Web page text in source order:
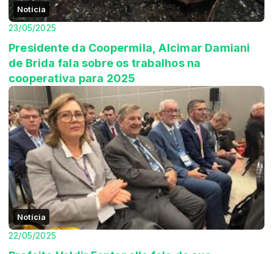
Notícia
23/05/2025
Presidente da Coopermila, Alcimar Damiani
de Brida fala sobre os trabalhos na
cooperativa para 2025
Notícia
22/05/2025